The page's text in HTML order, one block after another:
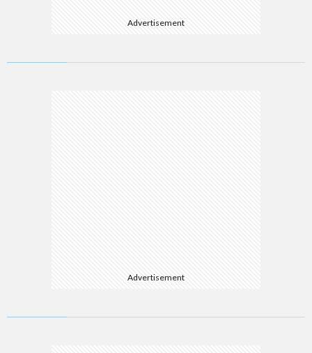
Advertisement
Advertisement